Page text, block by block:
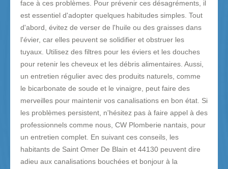
face à ces problèmes. Pour prévenir ces désagréments, il
est essentiel d'adopter quelques habitudes simples. Tout
d'abord, évitez de verser de l'huile ou des graisses dans
l'évier, car elles peuvent se solidifier et obstruer les
tuyaux. Utilisez des filtres pour les éviers et les douches
pour retenir les cheveux et les débris alimentaires. Aussi,
un entretien régulier avec des produits naturels, comme
le bicarbonate de soude et le vinaigre, peut faire des
merveilles pour maintenir vos canalisations en bon état. Si
les problèmes persistent, n'hésitez pas à faire appel à des
professionnels comme nous, CW Plomberie nantais, pour
un entretien complet. En suivant ces conseils, les
habitants de Saint Omer De Blain et 44130 peuvent dire
adieu aux canalisations bouchées et bonjour à la